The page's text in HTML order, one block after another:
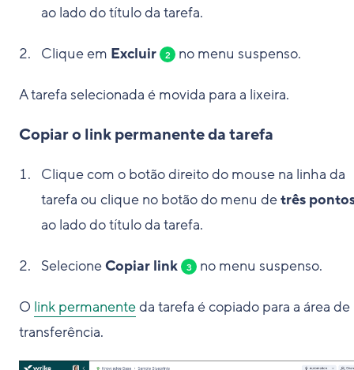
ao lado do título da tarefa.
Clique em Excluir 2 no menu suspenso.
A tarefa selecionada é movida para a lixeira.
Copiar o link permanente da tarefa
Clique com o botão direito do mouse na linha da
tarefa ou clique no botão do menu detrês
ao lado do título da tarefa.
SelecioneCopiar link 3 no menu suspenso.
O link permanenteda tarefa é copiado para a área de
transferência.